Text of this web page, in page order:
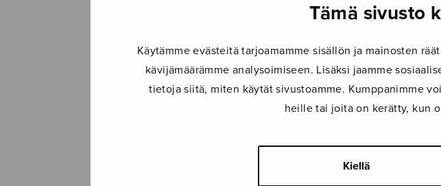
Tämä sivusto
Käytämme evästeitä tarjoamamme sisällön ja mainosten
kävijämäärämme analysoimiseen. Lisäksi jaamme
tietoja siitä, miten käytät sivustoamme. Kumppanimme
heille tai joita on kerätty, kun
Kiellä
MUUT